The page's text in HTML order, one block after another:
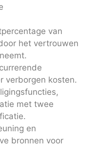
van
het vertrouwen
verborgen kosten.
met twee
en
bronnen voor